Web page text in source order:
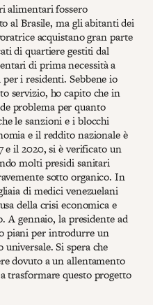
alimentari fossero
al Brasile, ma gli abitanti dei
acquistano gran parte
di quartiere gestiti dal
di prima necessità a
i residenti. Sebbene io
servizio, ho capito che in
problema per quanto
le sanzioni e i blocchi
e il reddito nazionale è
e il 2020, si è verificato un
molti presidi sanitari
sotto organico. In
di medici venezuelani
della crisi economica e
gennaio, la presidente ad
piani per introdurre un
Si spera che
dovuto a un allentamento
trasformare questo progetto